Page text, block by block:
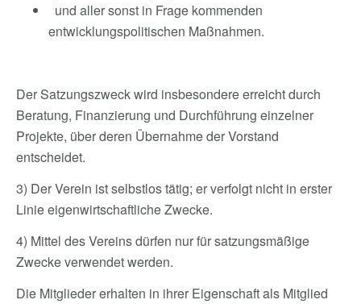
und aller sonst in Frage kommenden
entwicklungspolitischen Maßnahmen.
Der Satzungszweck wird insbesondere erreicht durch
Beratung, Finanzierung und Durchführung einzelner
Projekte, über deren Übernahme der Vorstand
entscheidet.
3) Der Verein ist selbstlos tätig; er verfolgt nicht in erster
Linie eigenwirtschaftliche Zwecke.
4) Mittel des Vereins dürfen nur für satzungsmäßige
Zwecke verwendet werden.
Die Mitglieder erhalten in ihrer Eigenschaft als Mitglied